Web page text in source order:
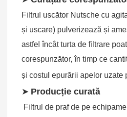
Filtrul uscător Nutsche cu
și uscare) pulverizează și
astfel încât turta de filtrare
corespunzător, în timp ce
și costul epurării apelor uzate
➤ Producție curată
Filtrul de praf de pe